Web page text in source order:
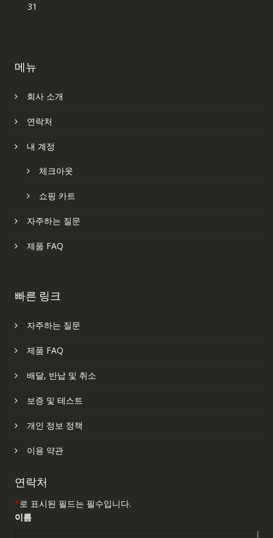
31
메뉴
회사 소개
연락처
내 계정
체크아웃
쇼핑 카트
자주하는 질문
제품 FAQ
빠른 링크
자주하는 질문
제품 FAQ
배달, 반납 및 취소
보증 및 테스트
개인 정보 정책
이용 약관
연락처
*로 표시된 필드는 필수입니다.
이름